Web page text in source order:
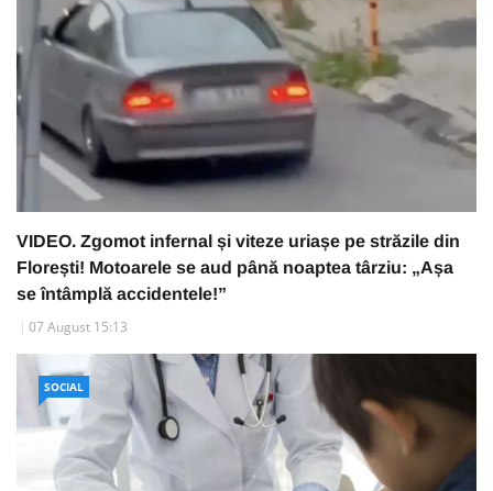
VIDEO. Zgomot infernal și viteze uriașe pe străzile din
Florești! Motoarele se aud până noaptea târziu: „Așa
se întâmplă accidentele!”
07 August 15:13
SOCIAL